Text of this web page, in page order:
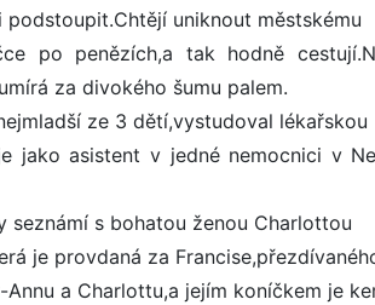
uniknout městskému
po penězích,a tak hodně
za divokého šumu palem.
ze 3 dětí,vystudoval lékařskou
jako asistent v jedné nemocnici v
seznámí s bohatou ženou Charlottou
je provdaná za
a Charlottu,a jejím koníčkem je